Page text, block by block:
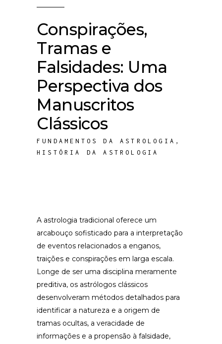
Conspirações,
Tramas e
Falsidades: Uma
Perspectiva dos
Manuscritos
Clássicos
FUNDAMENTOS DA ASTROLOGIA ,
HISTÓRIA DA ASTROLOGIA
A astrologia tradicional oferece um
arcabouço sofisticado para a interpretação
de eventos relacionados a enganos,
traições e conspirações em larga escala.
Longe de ser uma disciplina meramente
preditiva, os astrólogos clássicos
desenvolveram métodos detalhados para
identificar a natureza e a origem de
tramas ocultas, a veracidade de
informações e a propensão à falsidade,